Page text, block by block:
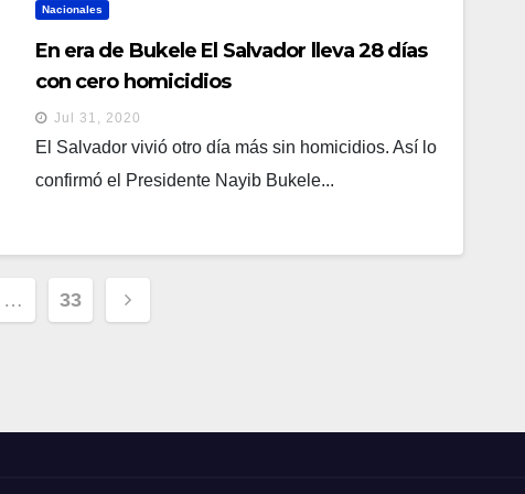
Nacionales
En era de Bukele El Salvador lleva 28 días
con cero homicidios
Jul 31, 2020
El Salvador vivió otro día más sin homicidios. Así lo
confirmó el Presidente Nayib Bukele...
… 33